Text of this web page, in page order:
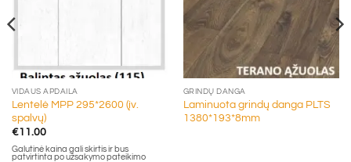
VIDAUS APDAILA
Lentelė MPP 295*2600 (įv.
spalvų)
€11.00
Galutinė kaina gali skirtis ir bus
patvirtinta po užsakymo pateikimo
GRINDŲ DANGA
Laminuota grindų danga PLTS
1380*193*8mm